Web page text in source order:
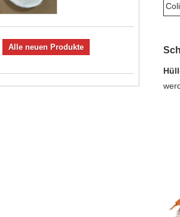
Alle neuen Produkte